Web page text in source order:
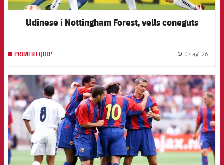
Udinese i Nottingham Forest, vells coneguts
PRIMER EQUIP 07 ag. 26
FCB Barcelona badge